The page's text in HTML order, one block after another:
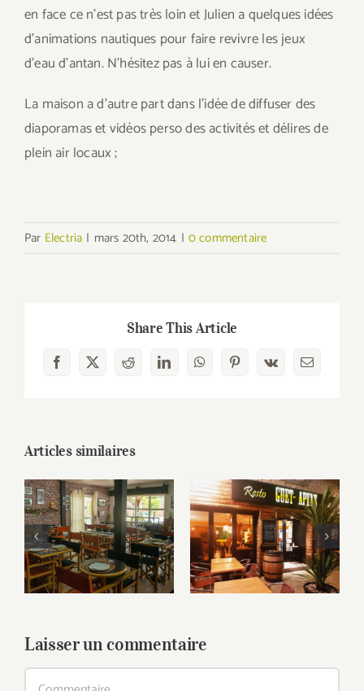
en face ce n’est pas très loin et Julien a quelques idées
d’animations nautiques pour faire revivre les jeux
d’eau d’antan. N’hésitez pas à lui en causer.
La maison a d’autre part dans l’idée de diffuser des
diaporamas et vidéos perso des activités et délires de
plein air locaux ;
Par Electria | mars 20th, 2014 | 0 commentaire
Share This Article
Facebook
X RedditLinkedInWhatsAppPinterest
Vk Email
Articles similaires
D’Boued, le kig ha
farz des familles
Le Guet-Apens
Laisser un commentaire
Commentaire